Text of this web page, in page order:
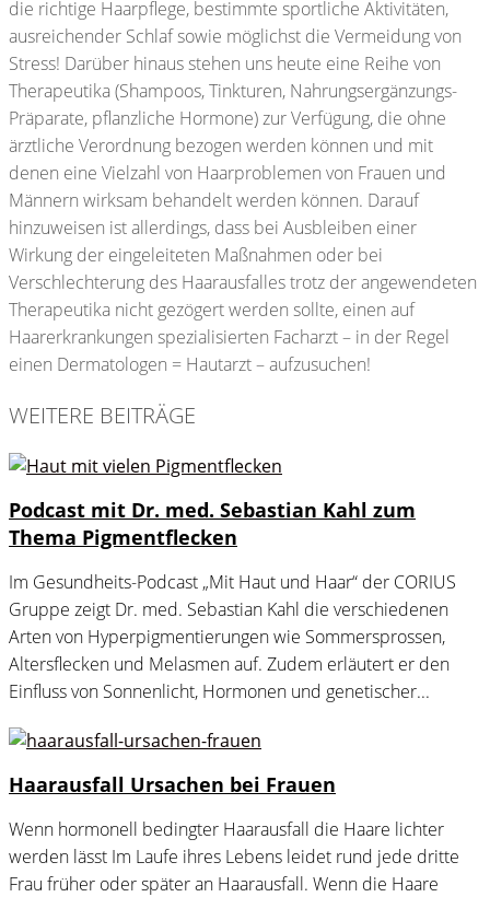
die richtige Haarpflege, bestimmte sportliche Aktivitäten,
ausreichender Schlaf sowie möglichst die Vermeidung von
Stress! Darüber hinaus stehen uns heute eine Reihe von
Therapeutika (Shampoos, Tinkturen, Nahrungsergänzungs-
Präparate, pflanzliche Hormone) zur Verfügung, die ohne
ärztliche Verordnung bezogen werden können und mit
denen eine Vielzahl von Haarproblemen von Frauen und
Männern wirksam behandelt werden können. Darauf
hinzuweisen ist allerdings, dass bei Ausbleiben einer
Wirkung der eingeleiteten Maßnahmen oder bei
Verschlechterung des Haarausfalles trotz der angewendeten
Therapeutika nicht gezögert werden sollte, einen auf
Haarerkrankungen spezialisierten Facharzt – in der Regel
einen Dermatologen = Hautarzt – aufzusuchen!
WEITERE BEITRÄGE
Podcast mit Dr. med. Sebastian Kahl zum
Thema Pigmentflecken
Im Gesundheits-Podcast „Mit Haut und Haar“ der CORIUS
Gruppe zeigt Dr. med. Sebastian Kahl die verschiedenen
Arten von Hyperpigmentierungen wie Sommersprossen,
Altersflecken und Melasmen auf. Zudem erläutert er den
Einfluss von Sonnenlicht, Hormonen und genetischer...
Haarausfall Ursachen bei Frauen
Wenn hormonell bedingter Haarausfall die Haare lichter
werden lässt Im Laufe ihres Lebens leidet rund jede dritte
Frau früher oder später an Haarausfall. Wenn die Haare